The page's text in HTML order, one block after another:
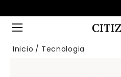
Inicio Tecnologia